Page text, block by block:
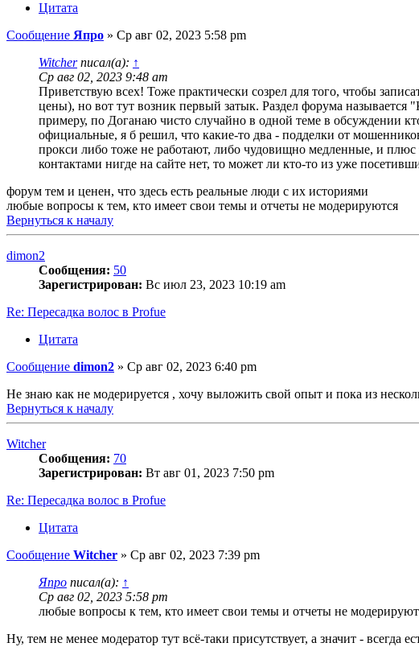
Цитата
Сообщение Япро » Ср авг 02, 2023 5:58 pm
Witcherписал(а): ↑
Ср авг 02, 2023 9:48 am
Приветствую всех! Тоже практически созрел для того, чтобы
цены), но вот тут возник первый затык. Раздел форума
примеру, по Доганаю чисто случайно в одной теме в обсуждении
официальные, я б решил, что какие-то два - подделки от
прокси либо тоже не работают, либо чудовищно медленные, и
контактами нигде на сайте нет, то может ли кто-то из уже
форум тем и ценен, что здесь есть реальные люди с их историями
любые вопросы к тем, кто имеет свои темы и отчеты не модерируются
Вернуться к началу
dimon2
Сообщения: 50
Зарегистрирован: Вс июл 23, 2023 10:19 am
Re: Пересадка волос в Profue
Цитата
Сообщение dimon2 » Ср авг 02, 2023 6:40 pm
Не знаю как не модерируется , хочу выложить свой опыт и пока из
Вернуться к началу
Witcher
Сообщения: 70
Зарегистрирован: Вт авг 01, 2023 7:50 pm
Re: Пересадка волос в Profue
Цитата
Сообщение Witcher » Ср авг 02, 2023 7:39 pm
Япро писал(а): ↑
Ср авг 02, 2023 5:58 pm
любые вопросы к тем, кто имеет свои темы и отчеты не
Ну, тем не менее модератор тут всё-таки присутствует, а значит - всегда